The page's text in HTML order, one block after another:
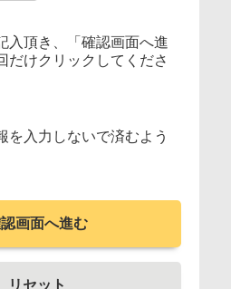
頂き、「確認画面へ進
だけクリックしてくださ
を入力しないで済むよう
画面へ進む
リセット